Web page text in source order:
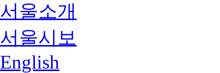
서울소개
서울시보
English